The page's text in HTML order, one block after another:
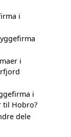
i
i
i
til Hobro?
dele